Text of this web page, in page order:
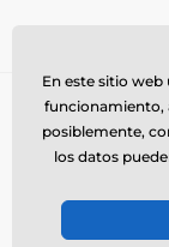
© 2026
En este sitio
funcionamiento,
posiblemente,
los datos